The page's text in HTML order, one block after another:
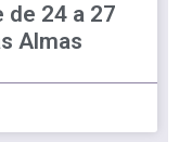
de 24 a 27
Almas